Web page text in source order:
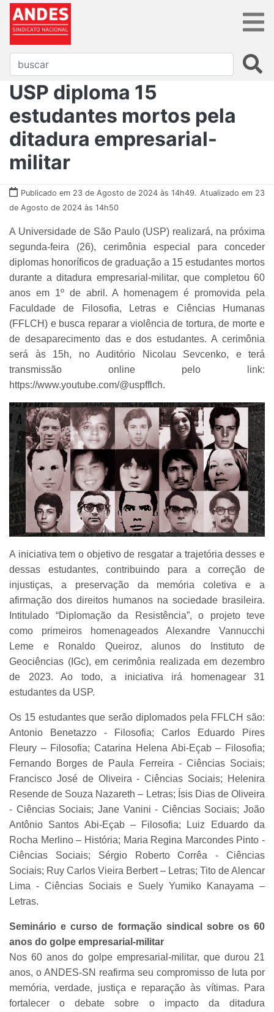
USP diploma 15
estudantes mortos pela
ditadura empresarial-
militar
Publicado em 23 de Agosto de 2024 às 14h49. Atualizado em 23
de Agosto de 2024 às 14h50
A Universidade de São Paulo (USP) realizará, na próxima
segunda-feira (26), cerimônia especial para conceder
diplomas honoríficos de graduação a 15 estudantes mortos
durante a ditadura empresarial-militar, que completou 60
anos em 1º de abril. A homenagem é promovida pela
Faculdade de Filosofia, Letras e Ciências Humanas
(FFLCH) e busca reparar a violência de tortura, de morte e
de desaparecimento das e dos estudantes. A cerimônia
será às 15h, no Auditório Nicolau Sevcenko, e terá
transmissão online pelo link:
https://www.youtube.com/@uspfflch.
A iniciativa tem o objetivo de resgatar a trajetória desses e
dessas estudantes, contribuindo para a correção de
injustiças, a preservação da memória coletiva e a
afirmação dos direitos humanos na sociedade brasileira.
Intitulado “Diplomação da Resistência”, o projeto teve
como primeiros homenageados Alexandre Vannucchi
Leme e Ronaldo Queiroz, alunos do Instituto de
Geociências (IGc), em cerimônia realizada em dezembro
de 2023. Ao todo, a iniciativa irá homenagear 31
estudantes da USP.
Os 15 estudantes que serão diplomados pela FFLCH são:
Antonio Benetazzo - Filosofia; Carlos Eduardo Pires
Fleury – Filosofia; Catarina Helena Abi-Eçab – Filosofia;
Fernando Borges de Paula Ferreira - Ciências Sociais;
Francisco José de Oliveira - Ciências Sociais; Helenira
Resende de Souza Nazareth – Letras; Ísis Dias de Oliveira
- Ciências Sociais; Jane Vanini - Ciências Sociais; João
Antônio Santos Abi-Eçab – Filosofia; Luiz Eduardo da
Rocha Merlino – História; Maria Regina Marcondes Pinto -
Ciências Sociais; Sérgio Roberto Corrêa - Ciências
Sociais; Ruy Carlos Vieira Berbert – Letras; Tito de Alencar
Lima - Ciências Sociais e Suely Yumiko Kanayama –
Letras.
Seminário e curso de formação sindical sobre os 60
anos do golpe empresarial-militar
Nos 60 anos do golpe empresarial-militar, que durou 21
anos, o ANDES-SN reafirma seu compromisso de luta por
memória, verdade, justiça e reparação às vítimas. Para
fortalecer o debate sobre o impacto da ditadura